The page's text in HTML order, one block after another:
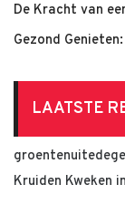
De Kracht van
Gezond
LAATSTE
Kruiden Kweken